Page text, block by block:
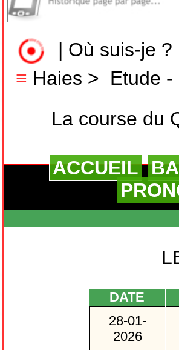
Où suis-je ?
≡ Haies > Etude
La course du
ACCUEIL
DATE
28-01-
2026